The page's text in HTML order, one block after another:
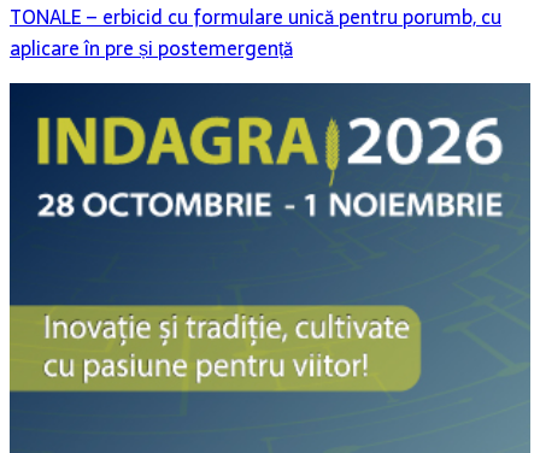
TONALE – erbicid cu formulare unică pentru porumb, cu
aplicare în pre și postemergență